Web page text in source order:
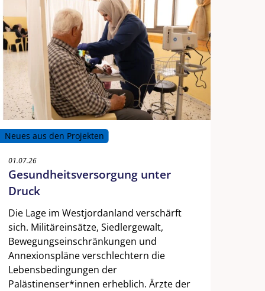
Neues aus den Projekten
01.07.26
Gesundheitsversorgung unter
Druck
Die Lage im Westjordanland verschärft
sich. Militäreinsätze, Siedlergewalt,
Bewegungseinschränkungen und
Annexionspläne verschlechtern die
Lebensbedingungen der
Palästinenser*innen erheblich. Ärzte der